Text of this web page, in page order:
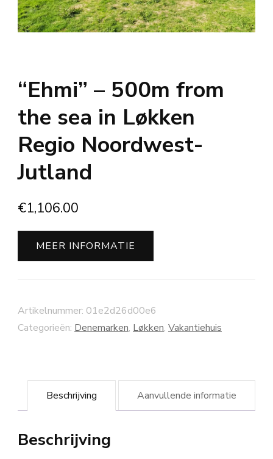
“Ehmi” – 500m from
the sea in Løkken
Regio Noordwest-
Jutland
€1,106.00
MEER INFORMATIE
Artikelnummer: 01e2d26d00e6
Categorieën: Denemarken, Løkken, Vakantiehuis
Beschrijving Aanvullende informatie
Beschrijving